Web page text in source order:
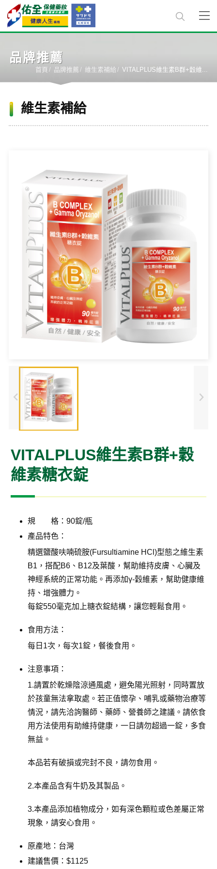
品牌推薦
首頁 品牌推薦 維生素補給 VITALPLUS維生素B群+穀維...
維生素補給
VITALPLUS維生素B群+穀
維素糖衣錠
規 格：90錠/瓶
產品特色：
精選鹽酸呋喃硫胺(Fursultiamine HCl)型態之維生素
B1，搭配B6、B12及葉酸，幫助維持皮膚、心臟及
神經系統的正常功能。再添加γ-穀維素，幫助健康維
持、增強體力。
每錠550毫克加上糖衣錠結構，讓您輕鬆食用。
食用方法：
每日1次，每次1錠，餐後食用。
注意事項：
1.請置於乾燥陰涼通風處，避免陽光照射，同時置放
於孩童無法拿取處。若正值懷孕、哺乳或藥物治療等
情況，請先洽詢醫師、藥師、營養師之建議。請依食
用方法使用有助維持健康，一日請勿超過一錠，多食
無益。
本品若有破損或完封不良，請勿食用。
2.本產品含有牛奶及其製品。
3.本產品添加植物成分，如有深色顆粒或色差屬正常
現象，請安心食用。
原產地：台灣
建議售價：$1125